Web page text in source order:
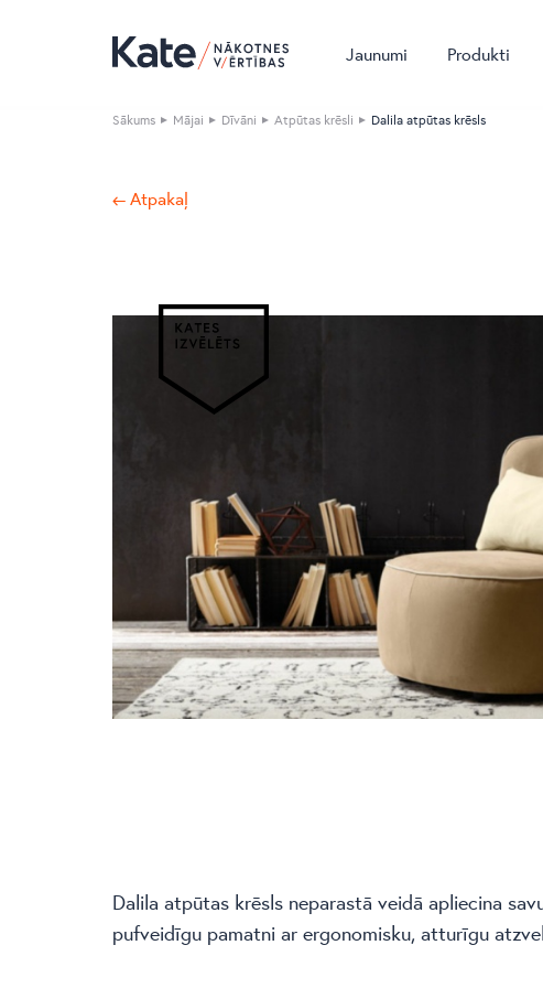
Jaunumi Produkti
Sākums Mājai Dīvāni Atpūtas krēsli Dalila atpūtas krēsls
← Atpakaļ
Dalila atpūtas krēsls neparastā veidā apliecina
pufveidīgu pamatni ar ergonomisku, atturīgu